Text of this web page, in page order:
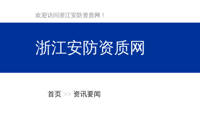
欢迎访问浙江安防资质网！
浙江安防资质网
首页 >> 资讯要闻